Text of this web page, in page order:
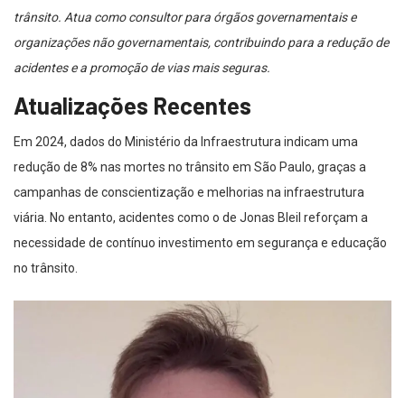
trânsito. Atua como consultor para órgãos governamentais e
organizações não governamentais, contribuindo para a redução de
acidentes e a promoção de vias mais seguras.
Atualizações Recentes
Em 2024, dados do Ministério da Infraestrutura indicam uma
redução de 8% nas mortes no trânsito em São Paulo, graças a
campanhas de conscientização e melhorias na infraestrutura
viária. No entanto, acidentes como o de Jonas Bleil reforçam a
necessidade de contínuo investimento em segurança e educação
no trânsito.